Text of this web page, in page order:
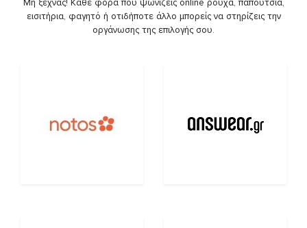
Μη ξεχνάς! Κάθε φορά που ψωνίζεις online ρούχα, παπούτσια,
εισιτήρια, φαγητό ή οτιδήποτε άλλο μπορείς να στηρίζεις την
οργάνωσης της επιλογής σου.